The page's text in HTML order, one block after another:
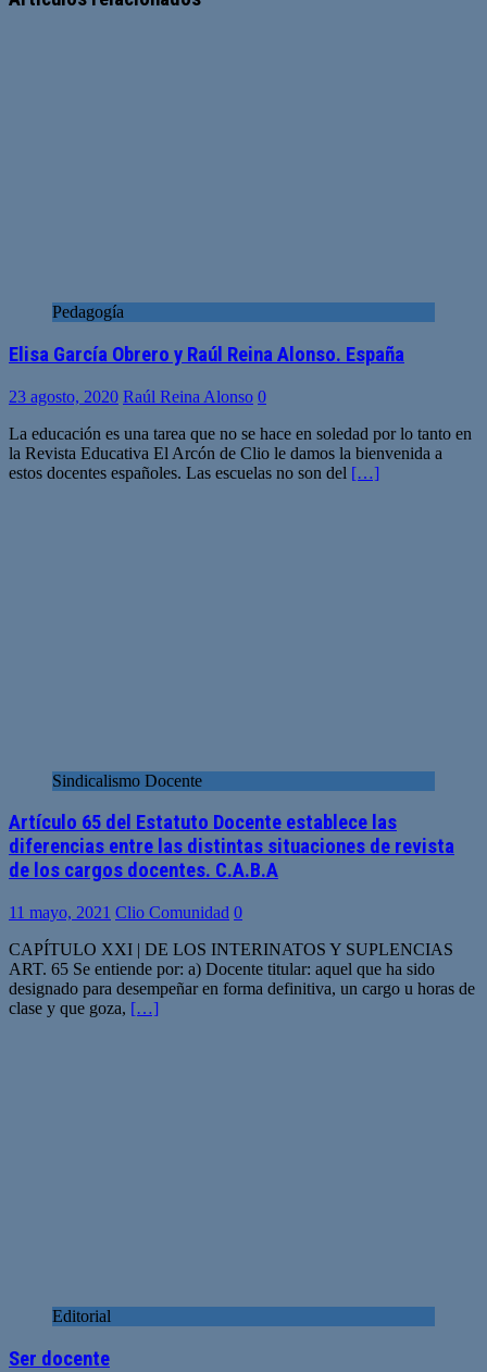
Pedagogía
Elisa García Obrero y Raúl Reina Alonso. España
23 agosto, 2020 Raúl Reina Alonso 0
La educación es una tarea que no se hace en soledad por lo tanto en
la Revista Educativa El Arcón de Clio le damos la bienvenida a
estos docentes españoles. Las escuelas no son del […]
Sindicalismo Docente
Artículo 65 del Estatuto Docente establece las
diferencias entre las distintas situaciones de revista
de los cargos docentes. C.A.B.A
11 mayo, 2021 Clio Comunidad 0
CAPÍTULO XXI | DE LOS INTERINATOS Y SUPLENCIAS
ART. 65 Se entiende por: a) Docente titular: aquel que ha sido
designado para desempeñar en forma definitiva, un cargo u horas de
clase y que goza, […]
Editorial
Ser docente